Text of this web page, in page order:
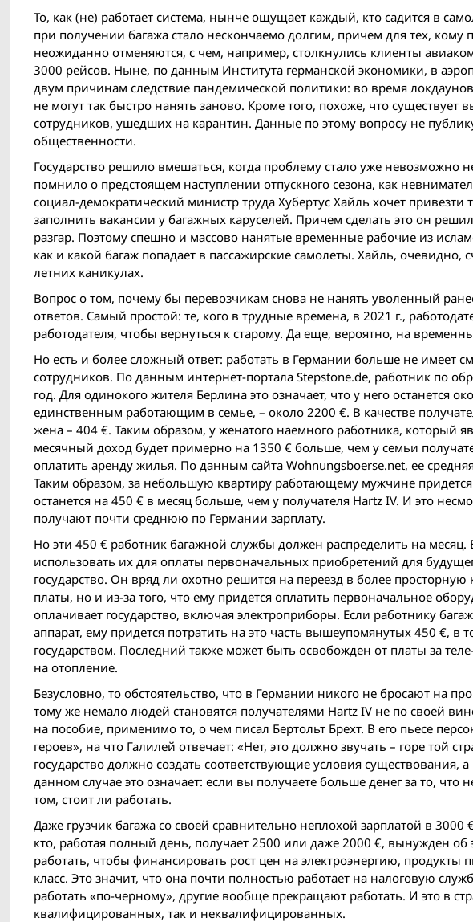
То, как (не) работает система, нынче ощущает каждый, кто садится в
при получении багажа стало нескончаемо долгим, причем для тех, кому
неожиданно отменяются, с чем, например, столкнулись клиенты
3000 рейсов. Ныне, по данным Института германской экономики, в
двум причинам следствие пандемической политики: во время
не могут так быстро нанять заново. Кроме того, похоже, что
сотрудников, ушедших на карантин. Данные по этому вопросу не
общественности.
Государство решило вмешаться, когда проблему стало уже невозможно
помнило о предстоящем наступлении отпускного сезона, как
социал-демократический министр труда Хубертус Хайль хочет
заполнить вакансии у багажных каруселей. Причем сделать это он
разгар. Поэтому спешно и массово нанятые временные рабочие из
как и какой багаж попадает в пассажирские самолеты. Хайль, очевидно,
летних каникулах.
Вопрос о том, почему бы перевозчикам снова не нанять уволенный
ответов. Самый простой: те, кого в трудные времена, в 2021 г.,
работодателя, чтобы вернуться к старому. Да еще, вероятно, на
Но есть и более сложный ответ: работать в Германии больше не имеет
сотрудников. По данным интернет-портала Stepstone.de, работник по
год. Для одинокого жителя Берлина это означает, что у него останется
единственным работающим в семье, – около 2200 €. В качестве
жена – 404 €. Таким образом, у женатого наемного работника, который
месячный доход будет примерно на 1350 € больше, чем у семьи
оплатить аренду жилья. По данным сайта Wohnungsboerse.net, ее
Таким образом, за небольшую квартиру работающему мужчине придется
останется на 450 € в месяц больше, чем у получателя Hartz IV. И это
получают почти среднюю по Германии зарплату.
Но эти 450 € работник багажной службы должен распределить на месяц.
использовать их для оплаты первоначальных приобретений для
государство. Он вряд ли охотно решится на переезд в более
платы, но и из-за того, что ему придется оплатить первоначальное
оплачивает государство, включая электроприборы. Если работнику
аппарат, ему придется потратить на это часть вышеупомянутых 450 €, в
государством. Последний также может быть освобожден от платы за
на отопление.
Безусловно, то обстоятельство, что в Германии никого не бросают на
тому же немало людей становятся получателями Hartz IV не по своей
на пособие, применимо то, о чем писал Бертольт Брехт. В его пьесе
героев», на что Галилей отвечает: «Нет, это должно звучать – горе той
государство должно создать соответствующие условия
данном случае это означает: если вы получаете больше денег за то,
том, стоит ли работать.
Даже грузчик багажа со своей сравнительно неплохой зарплатой в 3000
кто, работая полный день, получает 2500 или даже 2000 €, вынужден
работать, чтобы финансировать рост цен на электроэнергию, продукты
класс. Это значит, что она почти полностью работает на налоговую
работать «по-черному», другие вообще прекращают работать. И это в
квалифицированных, так и неквалифицированных.